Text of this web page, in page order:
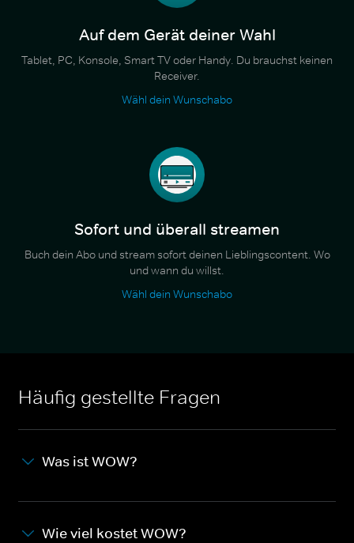
Auf dem Gerät deiner Wahl
Tablet, PC, Konsole, Smart TV oder Handy. Du brauchst keinen
Receiver.
Wähl dein Wunschabo
Sofort und überall streamen
Buch dein Abo und stream sofort deinen Lieblingscontent. Wo
und wann du willst.
Wähl dein Wunschabo
Häufig gestellte Fragen
Was ist WOW?
Wie viel kostet WOW?